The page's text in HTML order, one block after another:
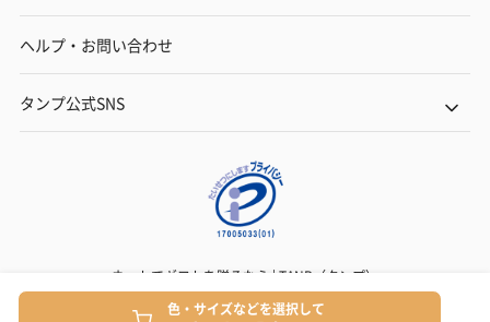
色・サイズなどを選択して
ヘルプ・お問い合わせ
タンプ公式SNS
ネットでギフトを贈るなら | TANP（タンプ）
Copyright© TANP Inc.